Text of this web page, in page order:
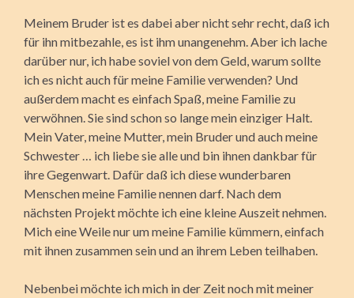
Meinem Bruder ist es dabei aber nicht sehr recht, daß ich
für ihn mitbezahle, es ist ihm unangenehm. Aber ich lache
darüber nur, ich habe soviel von dem Geld, warum sollte
ich es nicht auch für meine Familie verwenden? Und
außerdem macht es einfach Spaß, meine Familie zu
verwöhnen. Sie sind schon so lange mein einziger Halt.
Mein Vater, meine Mutter, mein Bruder und auch meine
Schwester … ich liebe sie alle und bin ihnen dankbar für
ihre Gegenwart. Dafür daß ich diese wunderbaren
Menschen meine Familie nennen darf. Nach dem
nächsten Projekt möchte ich eine kleine Auszeit nehmen.
Mich eine Weile nur um meine Familie kümmern, einfach
mit ihnen zusammen sein und an ihrem Leben teilhaben.
Nebenbei möchte ich mich in der Zeit noch mit meiner